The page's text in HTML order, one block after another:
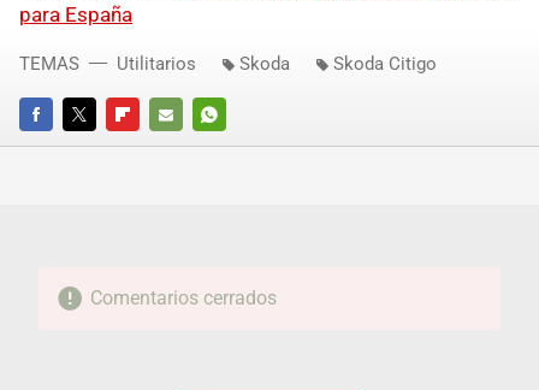
para España
FACEBOOKTWITTERFLIPBOARD
E-
WHATSAPP
TEMAS Utilitarios Skoda Skoda Citigo
Comentarios cerrados